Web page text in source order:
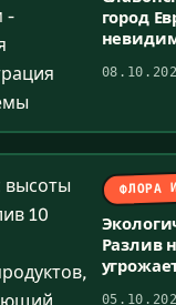
город
ФЛОРА
Разлив